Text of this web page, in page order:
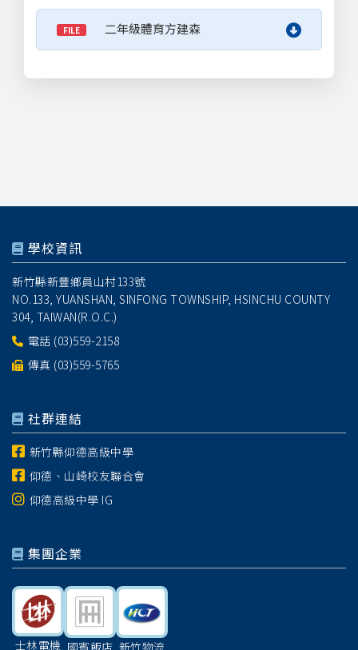
FILE 二年級體育方建森
學校資訊
新竹縣新豐鄉員山村133號
NO.133, YUANSHAN, SINFONG TOWNSHIP, HSINCHU COUNTY
304, TAIWAN(R.O.C.)
電話 (03)559-2158
傳真 (03)559-5765
社群連結
新竹縣仰德高級中學
仰德、山崎校友聯合會
仰德高級中學 IG
集團企業
士林電機 國賓飯店 新竹物流